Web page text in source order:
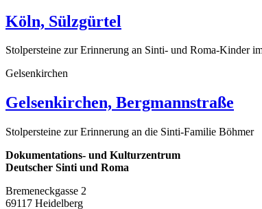
Köln, Sülzgürtel
Stolpersteine zur Erinnerung an Sinti- und Roma-Kinder
Gelsenkirchen
Gelsenkirchen, Bergmannstraße
Stolpersteine zur Erinnerung an die Sinti-Familie Böhmer
Dokumentations- und Kulturzentrum
Deutscher Sinti und Roma
Bremeneckgasse 2
69117 Heidelberg